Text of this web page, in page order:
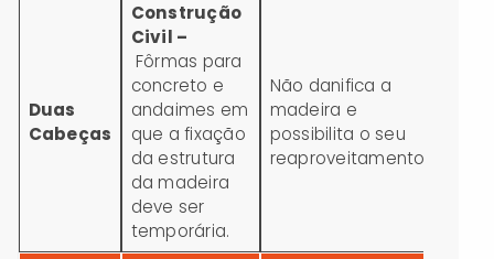
Duas
Cabeças
Construção
Civil –
Fôrmas para
concreto e
andaimes em
que a fixação
da estrutura
da madeira
deve ser
temporária.
Não danifica a
madeira e
possibilita o seu
reaproveitamento.